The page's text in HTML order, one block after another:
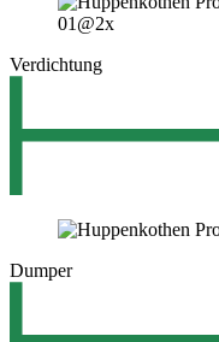
Verdichtung
Dumper